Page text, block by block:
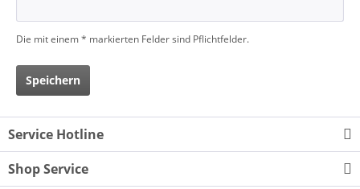
Die mit einem * markierten Felder sind Pflichtfelder.
Speichern
Service Hotline
Shop Service